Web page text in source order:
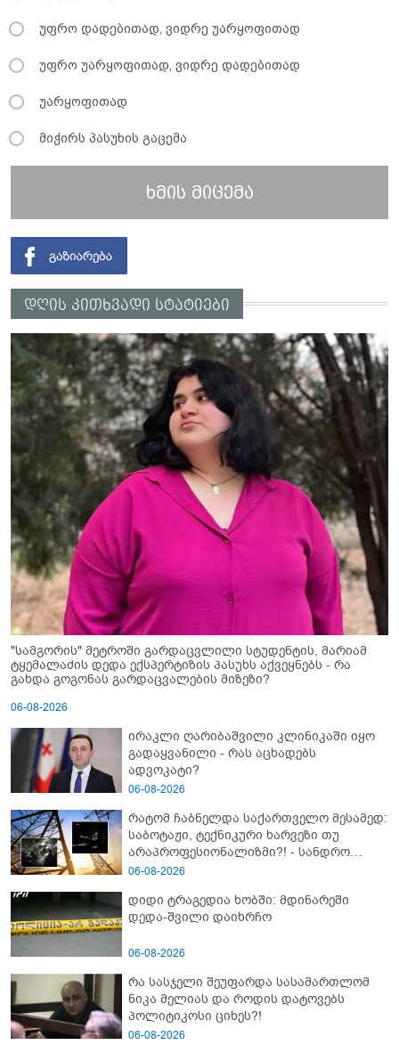
უფრო დადებითად, ვიდრე უარყოფითად
უფრო უარყოფითად, ვიდრე დადებითად
უარყოფითად
მიჭირს პასუხის გაცემა
ხმის მიცემა
დღის კითხვადი სტატიები
"სამგორის" მეტროში გარდაცვლილი სტუდენტის, მარიამ
ტყემალაძის დედა ექსპერტიზის პასუხს აქვეყნებს - რა
გახდა გოგონას გარდაცვალების მიზეზი?
06-08-2026
ირაკლი ღარიბაშვილი კლინიკაში იყო
გადაყვანილი - რას აცხადებს
ადვოკატი?
06-08-2026
რატომ ჩაბნელდა საქართველო მესამედ:
საბოტაჟი, ტექნიკური ხარვეზი თუ
არაპროფესიონალიზმი?! - სანდრო
თვალჭრელიძის ანალიზი
06-08-2026
დიდი ტრაგედია ხობში: მდინარეში
დედა-შვილი დაიხრჩო
06-08-2026
რა სასჯელი შეუფარდა სასამართლომ
ნიკა მელიას და როდის დატოვებს
პოლიტიკოსი ციხეს?!
06-08-2026